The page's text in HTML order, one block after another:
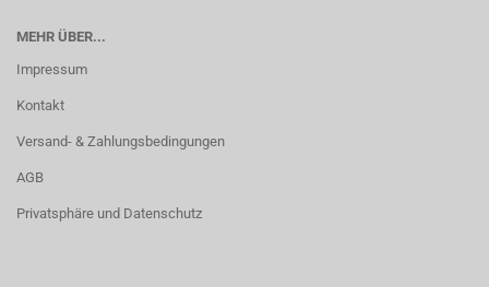
MEHR ÜBER...
Impressum
Kontakt
Versand- & Zahlungsbedingungen
AGB
Privatsphäre und Datenschutz